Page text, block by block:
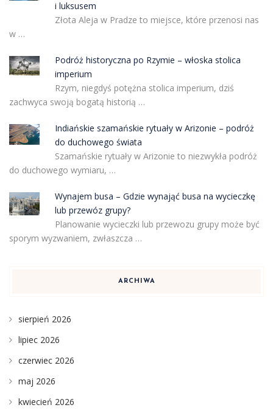
i luksusem
Złota Aleja w Pradze to miejsce, które przenosi nas
w …
Podróż historyczna po Rzymie – włoska stolica
imperium
Rzym, niegdyś potężna stolica imperium, dziś
zachwyca swoją bogatą historią …
Indiańskie szamańskie rytuały w Arizonie – podróż
do duchowego świata
Szamańskie rytuały w Arizonie to niezwykła podróż
do duchowego wymiaru, …
Wynajem busa – Gdzie wynająć busa na wycieczkę
lub przewóz grupy?
Planowanie wycieczki lub przewozu grupy może być
sporym wyzwaniem, zwłaszcza …
ARCHIWA
sierpień 2026
lipiec 2026
czerwiec 2026
maj 2026
kwiecień 2026